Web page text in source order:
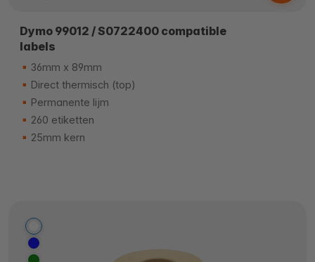
Dymo 99012 / S0722400 compatible
labels
36mm x 89mm
Direct thermisch (top)
Permanente lijm
260 etiketten
25mm kern